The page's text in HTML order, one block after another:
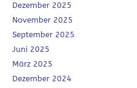
Dezember 2025
November 2025
September 2025
Juni 2025
März 2025
Dezember 2024